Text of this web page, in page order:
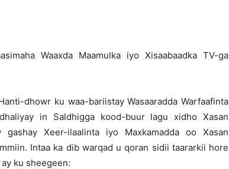
Waaxda Maamulka iyo Xisaabaadka TV-ga
dhowr ku waa-bariistay Wasaaradda Warfaafinta
in Saldhigga kood-buur lagu xidho Xasan
gashay Xeer-ilaalinta iyo Maxkamadda oo Xasan
Intaa ka dib warqad u qoran sidii taararkii hore
ku sheegeen: